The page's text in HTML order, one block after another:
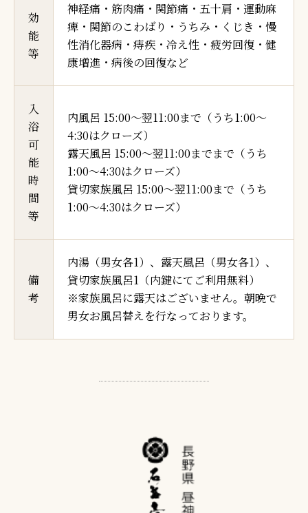
効
能
等
神経痛・筋肉痛・関節痛・五十肩・運動麻
痺・関節のこわばり・うちみ・くじき・慢
性消化器病・痔疾・冷え性・疲労回復・健
康増進・病後の回復など
入
浴
可
能
時
間
等
内風呂 15:00～翌11:00まで（うち1:00～
4:30はクローズ）
露天風呂 15:00～翌11:00までまで（うち
1:00～4:30はクローズ）
貸切家族風呂 15:00～翌11:00まで（うち
1:00～4:30はクローズ）
備
考
内湯（男女各1）、露天風呂（男女各1）、
貸切家族風呂1（内鍵にてご利用無料）
※家族風呂に露天はございません。朝晩で
男女お風呂替えを行なっております。